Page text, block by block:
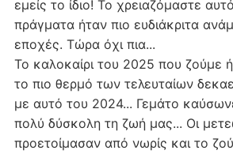
εμείς το ίδιο! Το χρειαζόμαστε
πράγματα ήταν πιο ευδιάκριτα
εποχές. Τώρα όχι πια...
Το καλοκαίρι του 2025 που ζούμε
το πιο θερμό των τελευταίων
με αυτό του 2024... Γεμάτο
πολύ δύσκολη τη ζωή μας... Οι
προετοίμασαν από νωρίς και το